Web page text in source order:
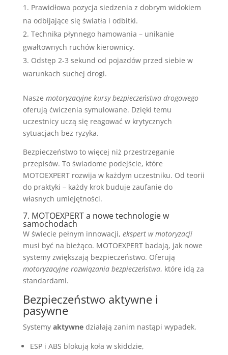
Prawidłowa pozycja siedzenia z dobrym widokiem
na odbijające się światła i odbitki.
Technika płynnego hamowania – unikanie
gwałtownych ruchów kierownicy.
Odstęp 2-3 sekund od pojazdów przed siebie w
warunkach suchej drogi.
Nasze motoryzacyjne kursy bezpieczeństwa drogowego
oferują ćwiczenia symulowane. Dzięki temu
uczestnicy uczą się reagować w krytycznych
sytuacjach bez ryzyka.
Bezpieczeństwo to więcej niż przestrzeganie
przepisów. To świadome podejście, które
MOTOEXPERT rozwija w każdym uczestniku. Od teorii
do praktyki – każdy krok buduje zaufanie do
własnych umiejętności.
7. MOTOEXPERT a nowe technologie w
samochodach
W świecie pełnym innowacji, ekspert w motoryzacji
musi być na bieżąco. MOTOEXPERT badają, jak nowe
systemy zwiększają bezpieczeństwo. Oferują
motoryzacyjne rozwiązania bezpieczeństwa, które idą za
standardami.
Bezpieczeństwo aktywne i
pasywne
Systemy aktywnedziałają zanim nastąpi wypadek.
ESP i ABS blokują koła w skiddzie,